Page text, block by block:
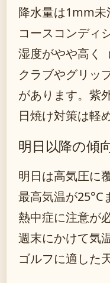
降水量は1mm未
コースコンディ
湿度がやや高く
クラブやグリッ
があります。紫
日焼け対策は軽
明日以降の傾
明日は高気圧に
最高気温が25°C
熱中症に注意が
週末にかけて気
ゴルフに適した